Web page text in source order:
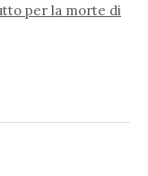
per la morte di